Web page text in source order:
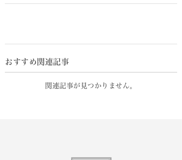
おすすめ関連記事
関連記事が見つかりません。